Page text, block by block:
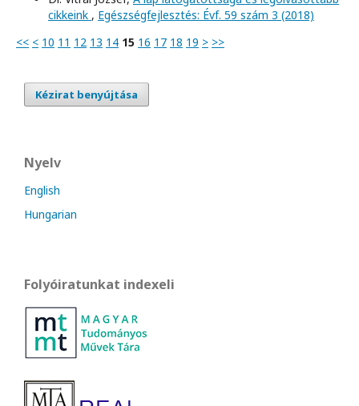
cikkeink , Egészségfejlesztés: Évf. 59 szám 3 (2018)
<< < 10 11 12 13 14 15 16 17 18 19 > >>
Kézirat benyújtása
Nyelv
English
Hungarian
Folyóiratunkat indexeli